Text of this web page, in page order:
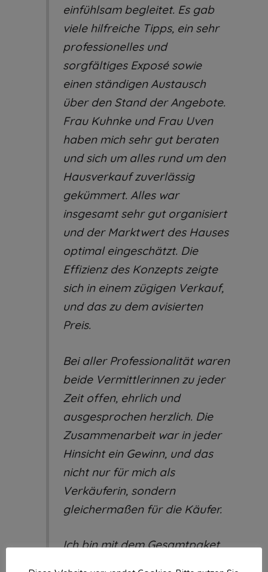
einfühlsam begleitet. Es gab
viele hilfreiche Tipps, ein sehr
professionelles und
sorgfältiges Exposé sowie
einen ständigen Austausch
über den Stand der Angebote.
Frau Kuhnke und Frau Uven
haben mich sehr gut beraten
und sich um alles rund um den
Hausverkauf zuverlässig
gekümmert. Alles war
insgesamt sehr gut organisiert
und der Marktwert des Hauses
optimal eingeschätzt. Die
Effizienz des Konzepts zeigte
sich in einem zügigen Verkauf,
und das zu dem avisierten
Preis.
Bei aller Professionalität waren
beide Vermittlerinnen zu jeder
Zeit offen, ehrlich und
ausgesprochen herzlich. Die
Zusammenarbeit war in jeder
Hinsicht ein Gewinn, und das
nicht nur für mich als
Verkäuferin, sondern
gleichermaßen für die Käufer.
Ich bin mit dem Gesamtpaket